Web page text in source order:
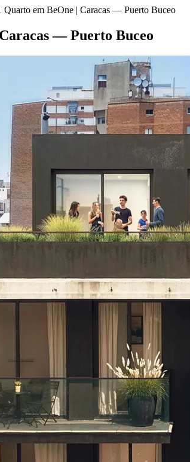
Quarto em BeOne | Caracas — Puerto Buceo
— Puerto Buceo